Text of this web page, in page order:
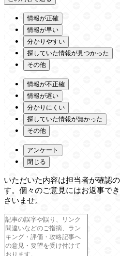
情報が正確
情報が早い
分かりやすい
探していた情報が見つかった
その他
情報が不正確
情報が遅い
分かりにくい
探していた情報が無かった
その他
アンケート
閉じる
いただいた内容は担当者が確認
す。個々のご意見にはお返事で
さいませ。